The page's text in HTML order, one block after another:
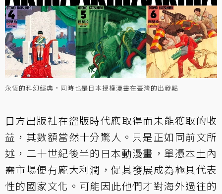
永恆的科幻經典，同時也是日本授權漫畫在臺灣的出發點
日方出版社在盜版時代應取得而未能獲取的收
益，其數額當然十分驚人。只是正如同前文所
述，二十世紀後半的日本動漫畫，單憑本土內
需市場便有龐大利潤，促其發展成為極具代表
性的國家文化。可能因此他們才對海外過往的